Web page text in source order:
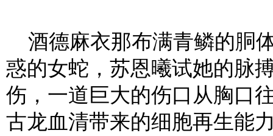
酒德麻衣那布满青鳞的胴
惑的女蛇，苏恩曦试她的脉
伤，一道巨大的伤口从胸口
古龙血清带来的细胞再生能